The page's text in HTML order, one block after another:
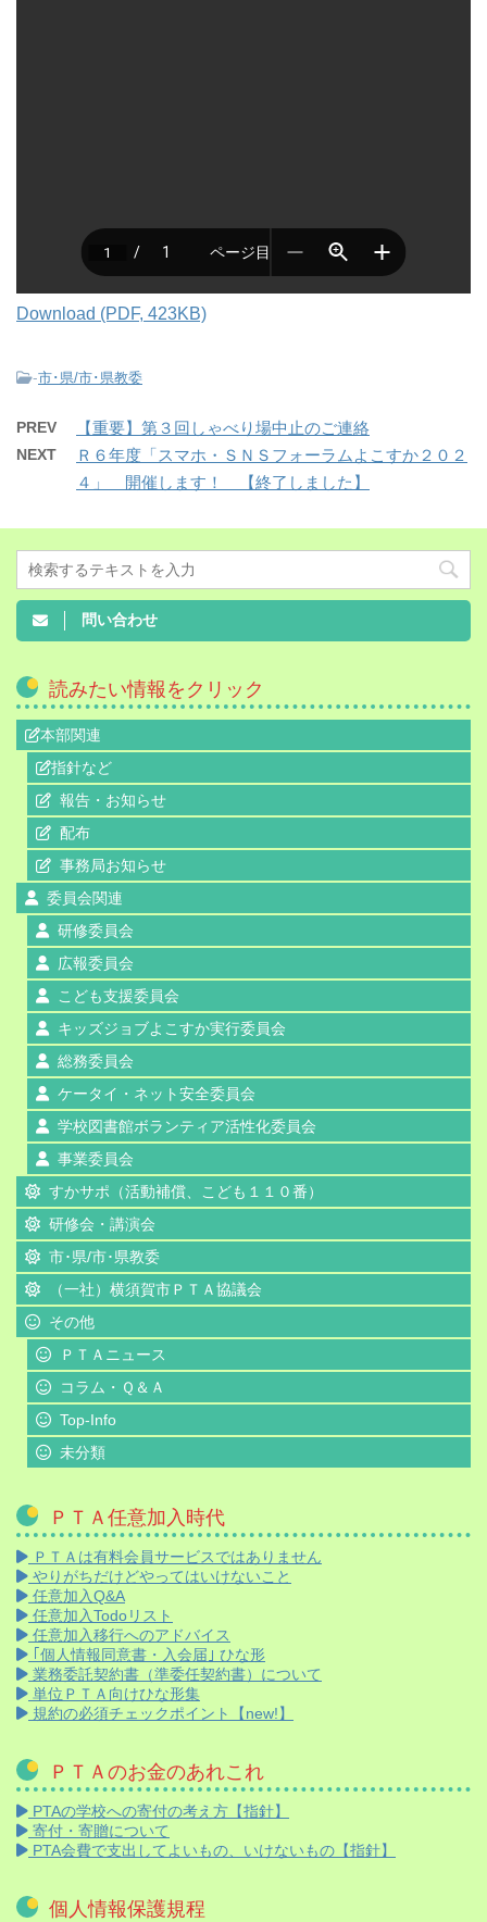
Download (PDF, 423KB)
-市･県/市･県教委
PREV 【重要】第３回しゃべり場中止のご連絡
NEXT
Ｒ６年度「スマホ・ＳＮＳフォーラムよこすか２０２
４」 開催します！ 【終了しました】
問い合わせ
読みたい情報をクリック
本部関連
指針など
報告・お知らせ
配布
事務局お知らせ
委員会関連
研修委員会
広報委員会
こども支援委員会
キッズジョブよこすか実行委員会
総務委員会
ケータイ・ネット安全委員会
学校図書館ボランティア活性化委員会
事業委員会
すかサポ（活動補償、こども１１０番）
研修会・講演会
市･県/市･県教委
（一社）横須賀市ＰＴＡ協議会
その他
ＰＴＡニュース
コラム・Ｑ＆Ａ
Top-Info
未分類
ＰＴＡ任意加入時代
ＰＴＡは有料会員サービスではありません
やりがちだけどやってはいけないこと
任意加入Q&A
任意加入Todoリスト
任意加入移行へのアドバイス
｢個人情報同意書・入会届｣ ひな形
業務委託契約書（準委任契約書）について
単位ＰＴＡ向けひな形集
規約の必須チェックポイント【new!】
ＰＴＡのお金のあれこれ
PTAの学校への寄付の考え方【指針】
寄付・寄贈について
PTA会費で支出してよいもの、いけないもの【指針】
個人情報保護規程